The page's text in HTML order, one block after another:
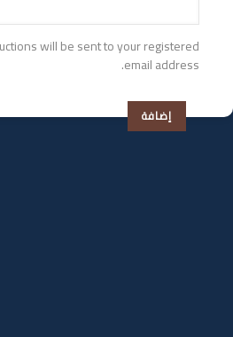
will be sent to your registered
email address.